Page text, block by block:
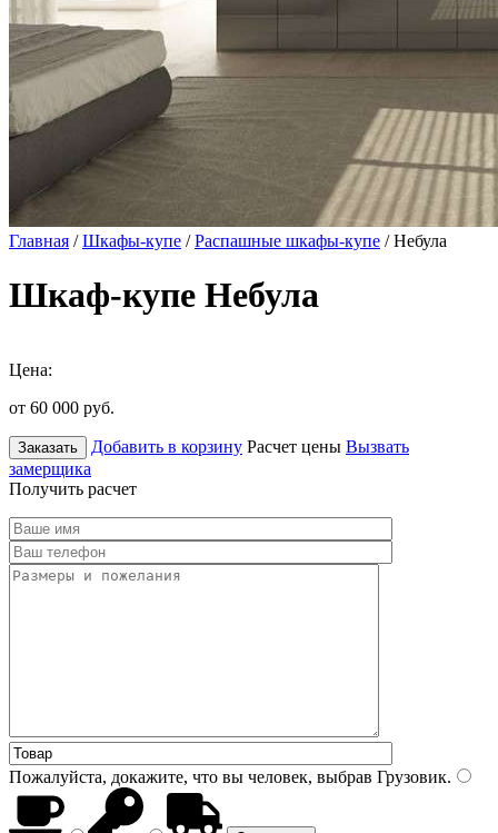
Главная /Шкафы-купе /Распашные шкафы-купе / Небула
Шкаф-купе Небула
Цена:
от 60 000 руб.
Заказать Добавить в корзину Расчет цены Вызвать
замерщика
Получить расчет
Пожалуйста, докажите, что вы человек, выбрав Грузовик.